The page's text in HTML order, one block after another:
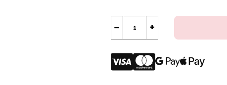
+
−